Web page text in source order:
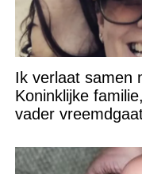
Ik verlaat samen
Koninklijke
vader